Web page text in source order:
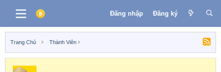
Đăng nhập Đăng ký
Trang Chủ Thành Viên